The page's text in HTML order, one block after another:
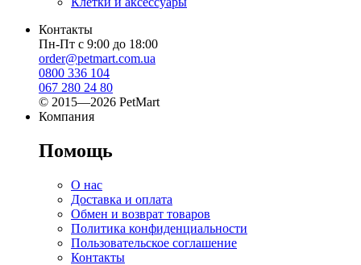
Контакты
Пн-Пт с 9:00 до 18:00
order@petmart.com.ua
0800 336 104
067 280 24 80
© 2015—2026 PetMart
Компания
Помощь
О нас
Доставка и оплата
Обмен и возврат товаров
Политика конфиденциальности
Пользовательское соглашение
Контакты